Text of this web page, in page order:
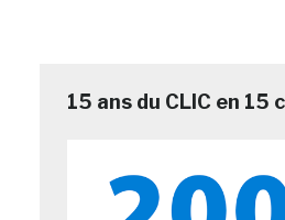
15 ans du CLIC en 15